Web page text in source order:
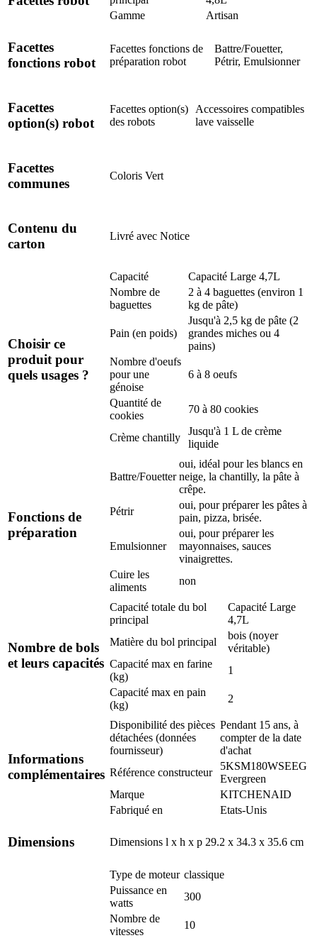
Gamme
Artisan
Facettes
fonctions robot
Facettes fonctions de
préparation robot
Battre/Fouetter,
Pétrir, Emulsionner
Facettes
option(s) robot
Facettes option(s)
des robots
Accessoires compatibles
lave vaisselle
Facettes
communes
Coloris Vert
Contenu du
carton
Livré avec Notice
Choisir ce
produit pour
quels usages ?
Capacité
Capacité Large 4,7L
Nombre de
baguettes
2 à 4 baguettes (environ 1
kg de pâte)
Pain (en poids)
Jusqu'à 2,5 kg de pâte (2
grandes miches ou 4
pains)
Nombre d'oeufs
pour une
génoise
6 à 8 oeufs
Quantité de
cookies
70 à 80 cookies
Crème chantilly
Jusqu'à 1 L de crème
liquide
Fonctions de
préparation
Battre/Fouetter
oui, idéal pour les blancs en
neige, la chantilly, la pâte à
crêpe.
Pétrir
oui, pour préparer les pâtes à
pain, pizza, brisée.
Emulsionner
oui, pour préparer les
mayonnaises, sauces
vinaigrettes.
Cuire les
aliments
non
Nombre de bols
et leurs capacités
Capacité totale du bol
principal
Capacité Large
4,7L
Matière du bol principal
bois (noyer
véritable)
Capacité max en farine
(kg)
1
Capacité max en pain
(kg)
2
Informations
complémentaires
Disponibilité des pièces
détachées (données
fournisseur)
Pendant 15 ans, à
compter de la date
d'achat
Référence constructeur
5KSM180WSEEG
Evergreen
Marque
KITCHENAID
Fabriqué en
Etats-Unis
Dimensions Dimensions l x h x p 29.2 x 34.3 x 35.6 cm
Type de moteur classique
Puissance en
watts
300
Nombre de
vitesses
10